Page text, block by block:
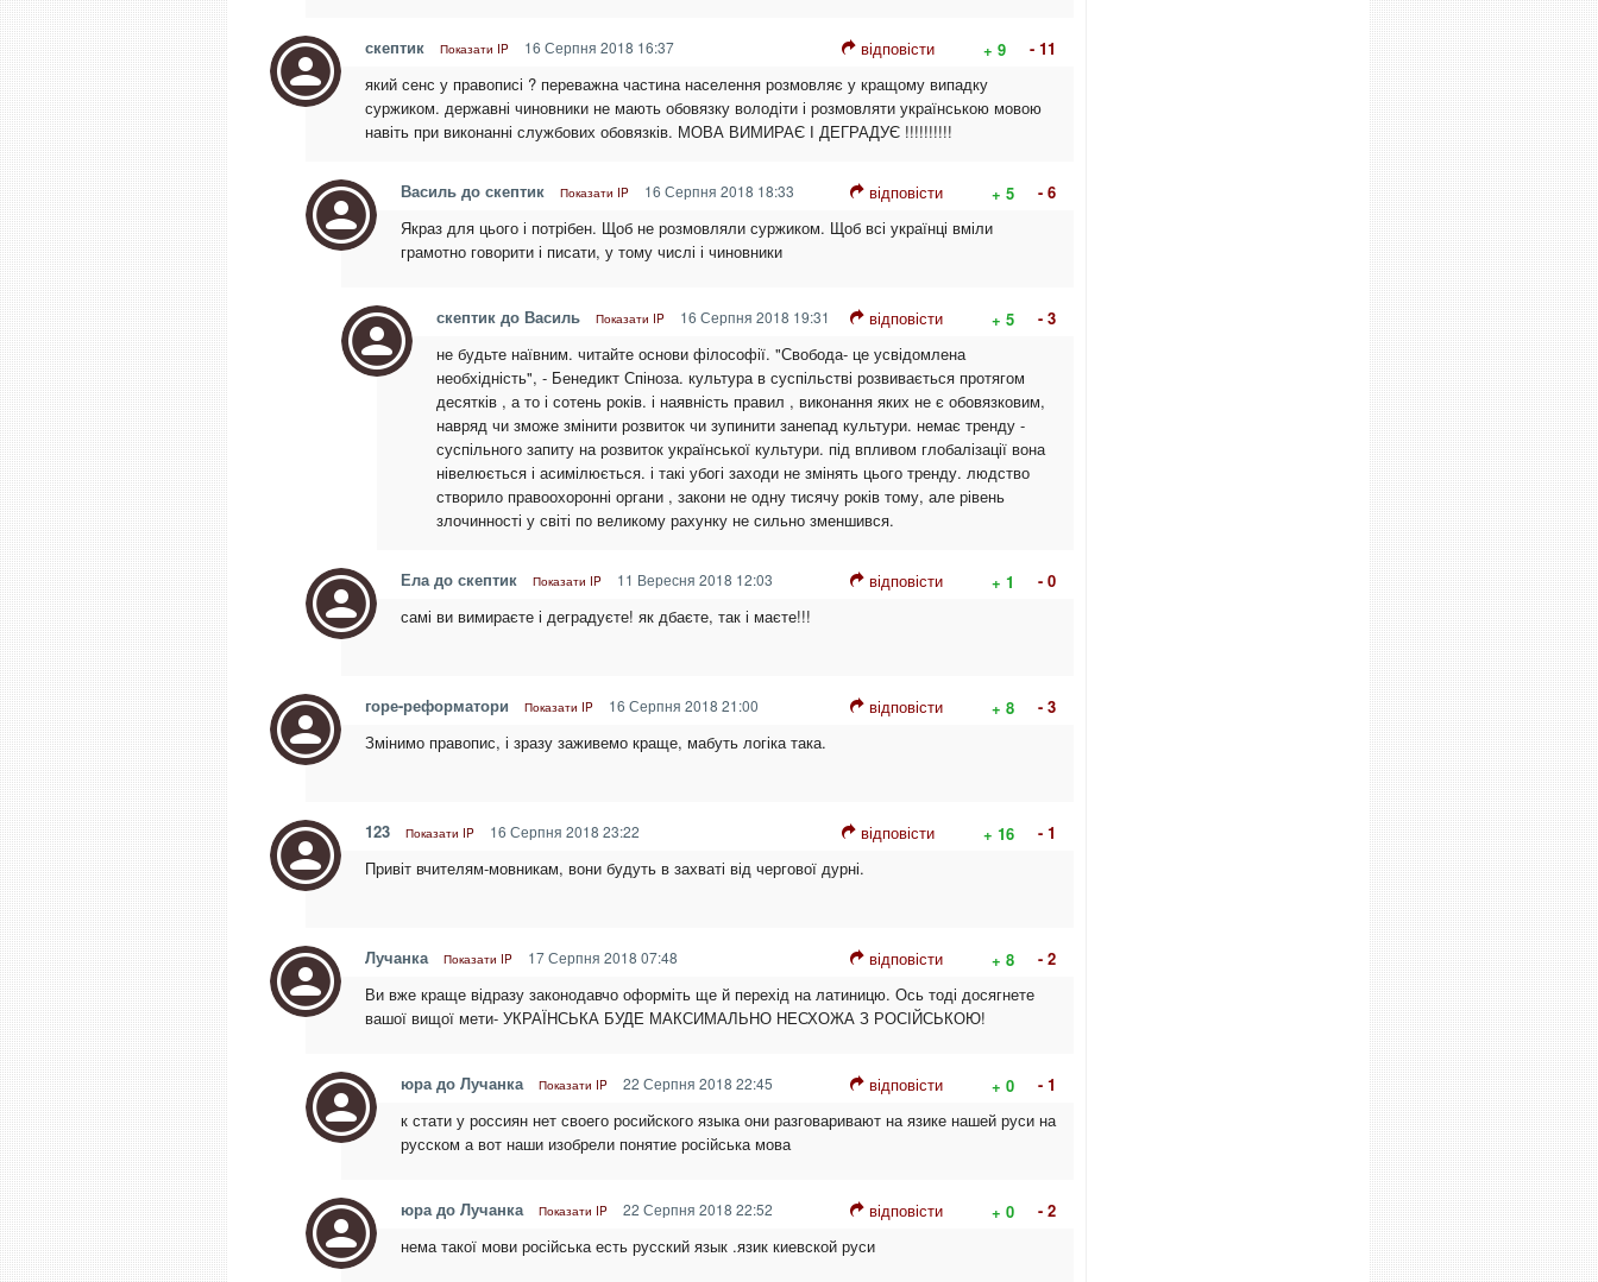
скептик Показати IP 16 Серпня 2018 16:37 відповісти + 9
- 11
який сенс у правописі ? переважна частина населення розмовляє у кращому випадку
суржиком. державні чиновники не мають обовязку володіти і розмовляти українською мовою
навіть при виконанні службових обовязків. МОВА ВИМИРАЄ І ДЕГРАДУЄ !!!!!!!!!!
Василь до скептик Показати IP 16 Серпня 2018 18:33 відповісти + 5
- 6
Якраз для цього і потрібен. Щоб не розмовляли суржиком. Щоб всі українці вміли
грамотно говорити і писати, у тому числі і чиновники
скептик до Василь Показати IP 16 Серпня 2018 19:31 відповісти + 5
- 3
не будьте наївним. читайте основи філософії. "Свобода- це усвідомлена
необхідність", - Бенедикт Спіноза. культура в суспільстві розвивається протягом
десятків , а то і сотень років. і наявність правил , виконання яких не є обовязковим,
навряд чи зможе змінити розвиток чи зупинити занепад культури. немає тренду -
суспільного запиту на розвиток української культури. під впливом глобалізації вона
нівелюється і асимілюється. і такі убогі заходи не змінять цього тренду. людство
створило правоохоронні органи , закони не одну тисячу років тому, але рівень
злочинності у світі по великому рахунку не сильно зменшився.
Ела до скептик Показати IP 11 Вересня 2018 12:03 відповісти + 1
- 0
самі ви вимираєте і деградуєте! як дбаєте, так і маєте!!!
горе-реформатори Показати IP 16 Серпня 2018 21:00 відповісти + 8
- 3
Змінимо правопис, і зразу заживемо краще, мабуть логіка така.
123 Показати IP 16 Серпня 2018 23:22 відповісти + 16
- 1
Привіт вчителям-мовникам, вони будуть в захваті від чергової дурні.
Лучанка Показати IP 17 Серпня 2018 07:48 відповісти + 8
- 2
Ви вже краще відразу законодавчо оформіть ще й перехід на латиницю. Ось тоді досягнете
вашої вищої мети- УКРАЇНСЬКА БУДЕ МАКСИМАЛЬНО НЕСХОЖА З РОСІЙСЬКОЮ!
юра до Лучанка Показати IP 22 Серпня 2018 22:45 відповісти + 0
- 1
к стати у россиян нет своего росийского языка они разговаривают на язике нашей руси на
русском а вот наши изобрели понятие російська мова
юра до Лучанка Показати IP 22 Серпня 2018 22:52 відповісти + 0
- 2
нема такої мови російська есть русский язык .язик киевской руси